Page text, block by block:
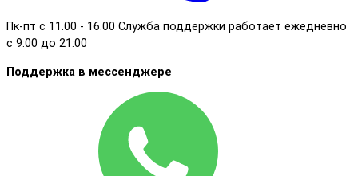
Пк-пт с 11.00 - 16.00 Служба поддержки работает ежедневно
с 9:00 до 21:00
Поддержка в мессенджере